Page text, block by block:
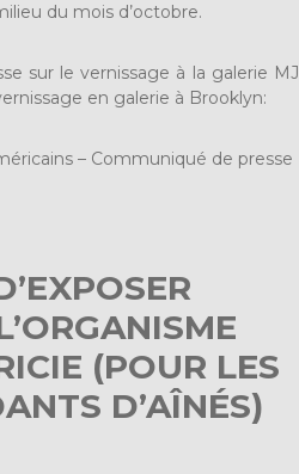
du mois d’octobre.
sur le vernissage à la galerie MJ
en galerie à Brooklyn:
– Communiqué de presse
(POUR LES
D’AÎNÉS)